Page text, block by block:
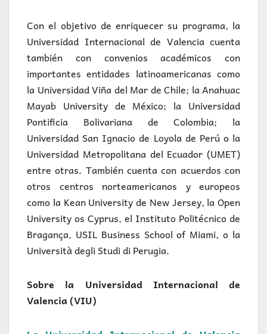
Con el objetivo de enriquecer su programa, la
Universidad Internacional de Valencia cuenta
también con convenios académicos con
importantes entidades latinoamericanas como
la Universidad Viña del Mar de Chile; la Anahuac
Mayab University de México; la Universidad
Pontificia Bolivariana de Colombia; la
Universidad San Ignacio de Loyola de Perú o la
Universidad Metropolitana del Ecuador (UMET)
entre otras. También cuenta con acuerdos con
otros centros norteamericanos y europeos
como la Kean University de New Jersey, la Open
University os Cyprus, el Instituto Politécnico de
Bragança, USIL Business School of Miami, o la
Università degli Studi di Perugia.
Sobre la Universidad Internacional de
Valencia (VIU)